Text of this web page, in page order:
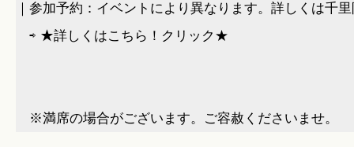
｜参加予約：イベントにより異なります。詳しくは千
⇨ ★詳しくはこちら！クリック★
※満席の場合がございます。ご容赦くださいませ。